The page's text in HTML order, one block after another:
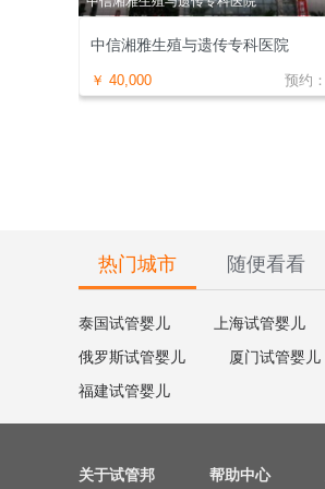
中信湘雅生殖与遗传专科医院
￥ 40,000 预约：
热门城市 随便看看
泰国试管婴儿 上海试管婴儿
俄罗斯试管婴儿
厦门试管婴儿
福建试管婴儿
关于试管邦 帮助中心